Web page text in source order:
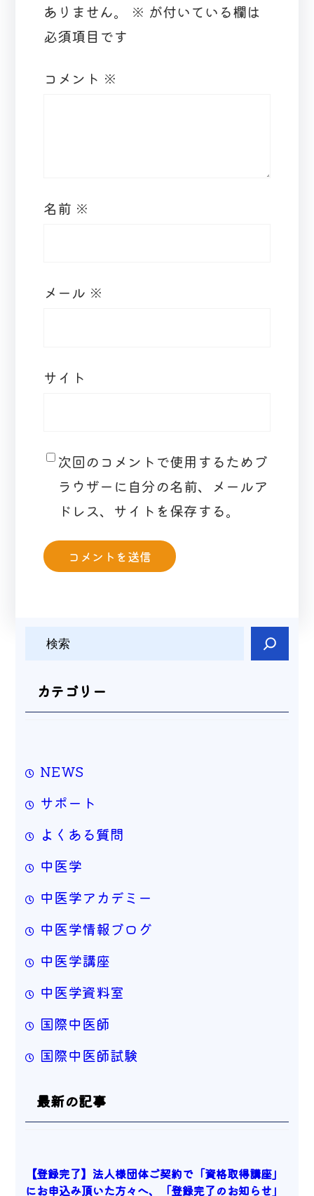
ありません。
※ が付いている欄は
必須項目です
コメント ※
名前 ※
メール ※
サイト
次回のコメントで使用するためブ
ラウザーに自分の名前、メールア
ドレス、サイトを保存する。
カテゴリー
NEWS
サポート
よくある質問
中医学
中医学アカデミー
中医学情報ブログ
中医学講座
中医学資料室
国際中医師
国際中医師試験
最新の記事
【登録完了】法人様団体ご契約で「資格取得講座」
にお申込み頂いた方々へ、「登録完了のお知らせ」